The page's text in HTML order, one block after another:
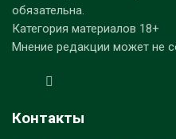
обязательна.
Категория материалов 18+
Мнение редакции может не
Контакты